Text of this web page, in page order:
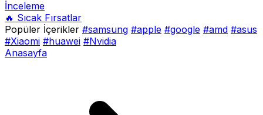
İnceleme
🔥 Sıcak Fırsatlar
Popüler İçerikler #samsung #apple #google #amd #asus
#Xiaomi #huawei #Nvidia
Anasayfa